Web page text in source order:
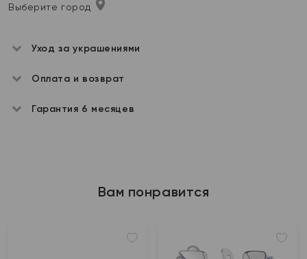
Выберите город
Уход за украшениями
Оплата и возврат
Гарантия 6 месяцев
Вам понравится